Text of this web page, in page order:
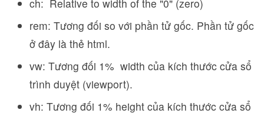
ch: Relative to width of the "0" (zero)
rem: Tương đối so với phần tử gốc. Phần tử gốc
ở đây là thẻ html.
vw: Tương đối 1% width của kích thước cửa sổ
trình duyệt (viewport).
vh: Tương đối 1% height của kích thước cửa sổ